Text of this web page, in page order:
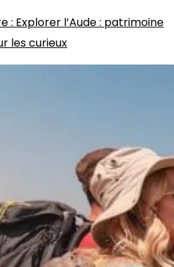
: Explorer l’Aude : patrimoine
les curieux